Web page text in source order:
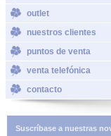
outlet
nuestros clientes
puntos de venta
venta telefónica
contacto
Suscríbase a nuestras